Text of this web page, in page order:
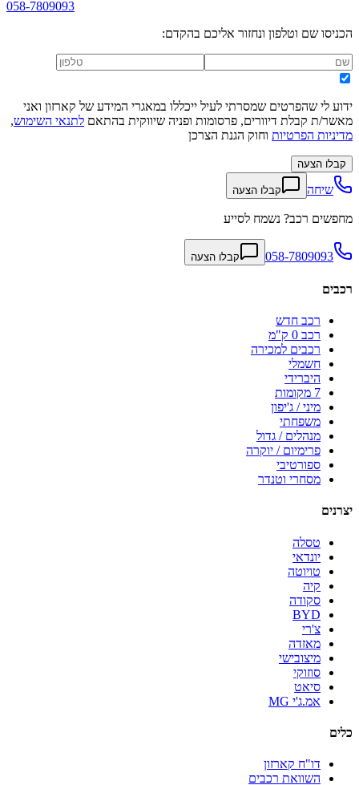
058-7809093
הכניסו שם וטלפון ונחזור אליכם בהקדם:
ידוע לי שהפרטים שמסרתי לעיל ייכללו במאגרי המידע של קארזון ואני
מאשר/ת קבלת דיוורים, פרסומות ופניה שיווקית בהתאם לתנאי השימוש,
מדיניות הפרטיות וחוק הגנת הצרכן
קבלו הצעה
שיחה קבלו הצעה
מחפשים רכב? נשמח לסייע
058-7809093 קבלו הצעה
רכבים
רכב חדש
רכב 0 ק"מ
רכבים למכירה
חשמלי
היברידי
7 מקומות
מיני / ג'יפון
משפחתי
מנהלים / גדול
פרימיום / יוקרה
ספורטיבי
מסחרי וטנדר
יצרנים
טסלה
יונדאי
טויוטה
קיה
סקודה
BYD
צ'רי
מאזדה
מיצובישי
סוזוקי
סיאט
אמ.ג'י MG
כלים
דו"ח קארזון
השוואת רכבים